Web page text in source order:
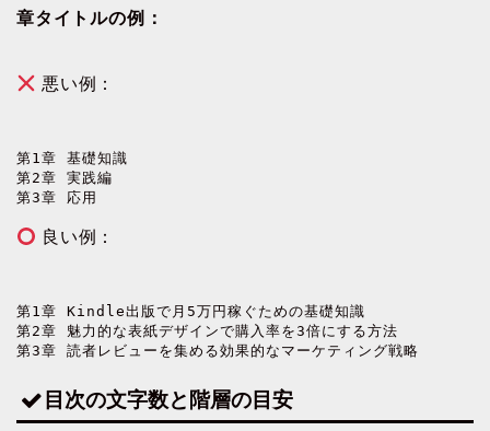
章タイトルの例：
悪い例：
第1章 基礎知識
第2章 実践編
第3章 応用
良い例：
第1章 Kindle出版で月5万円稼ぐための基礎知識
第2章 魅力的な表紙デザインで購入率を3倍にする方法
第3章 読者レビューを集める効果的なマーケティング戦略
目次の文字数と階層の目安